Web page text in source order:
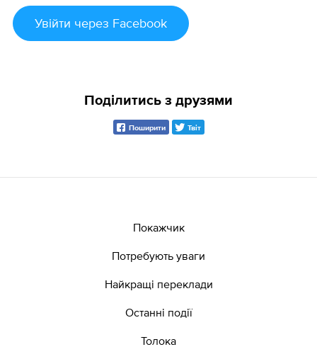
Увійти через Facebook
Поділитись з друзями
Поширити Твіт
Покажчик
Потребують уваги
Найкращі переклади
Останні події
Толока